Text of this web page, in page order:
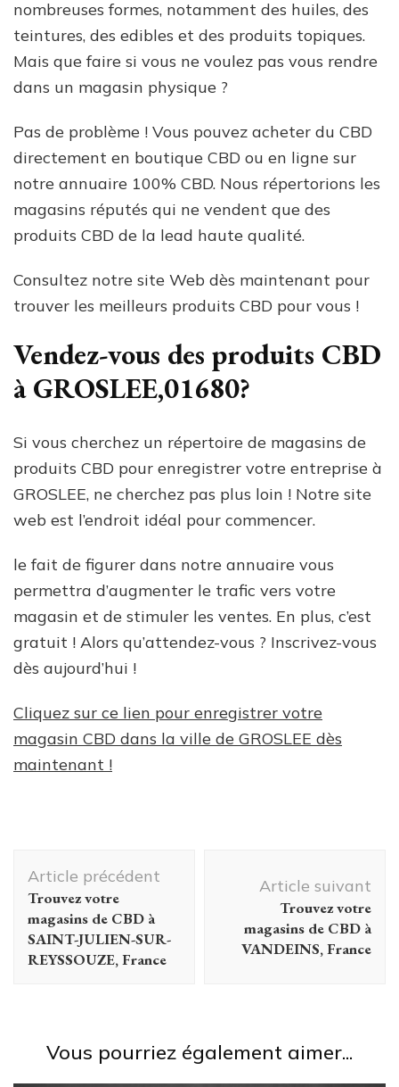
nombreuses formes, notamment des huiles, des
teintures, des edibles et des produits topiques.
Mais que faire si vous ne voulez pas vous rendre
dans un magasin physique ?
Pas de problème ! Vous pouvez acheter du CBD
directement en boutique CBD ou en ligne sur
notre annuaire 100% CBD. Nous répertorions les
magasins réputés qui ne vendent que des
produits CBD de la lead haute qualité.
Consultez notre site Web dès maintenant pour
trouver les meilleurs produits CBD pour vous !
Vendez-vous des produits CBD
à GROSLEE,01680?
Si vous cherchez un répertoire de magasins de
produits CBD pour enregistrer votre entreprise à
GROSLEE, ne cherchez pas plus loin ! Notre site
web est l’endroit idéal pour commencer.
le fait de figurer dans notre annuaire vous
permettra d’augmenter le trafic vers votre
magasin et de stimuler les ventes. En plus, c’est
gratuit ! Alors qu’attendez-vous ? Inscrivez-vous
dès aujourd’hui !
Cliquez sur ce lien pour enregistrer votre
magasin CBD dans la ville de GROSLEE dès
maintenant !
d'article
Article précédent
Trouvez votre
magasins de CBD à
SAINT-JULIEN-SUR-
REYSSOUZE, France
Article suivant
Trouvez votre
magasins de CBD à
VANDEINS, France
Vous pourriez également aimer...